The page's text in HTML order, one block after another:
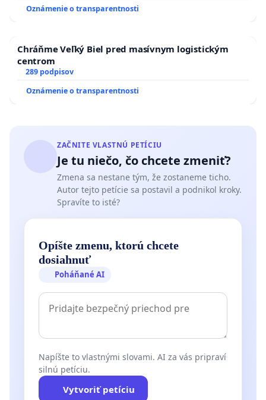
Oznámenie o transparentnosti
Chráňme Veľký Biel pred masívnym logistickým
centrom
289 podpisov
Oznámenie o transparentnosti
ZAČNITE VLASTNÚ PETÍCIU
Je tu niečo, čo chcete zmeniť?
Zmena sa nestane tým, že zostaneme ticho.
Autor tejto petície sa postavil a podnikol kroky.
Spravíte to isté?
Opíšte zmenu, ktorú chcete
dosiahnuť
Poháňané AI
Napíšte to vlastnými slovami. AI za vás pripraví
silnú petíciu.
Vytvoriť petíciu